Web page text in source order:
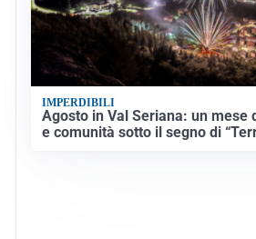
IMPERDIBILI
Agosto in Val Seriana: un mese
e comunità sotto il segno di